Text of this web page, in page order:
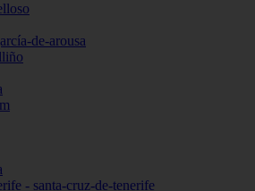
de-arousa
- santa-cruz-de-tenerife